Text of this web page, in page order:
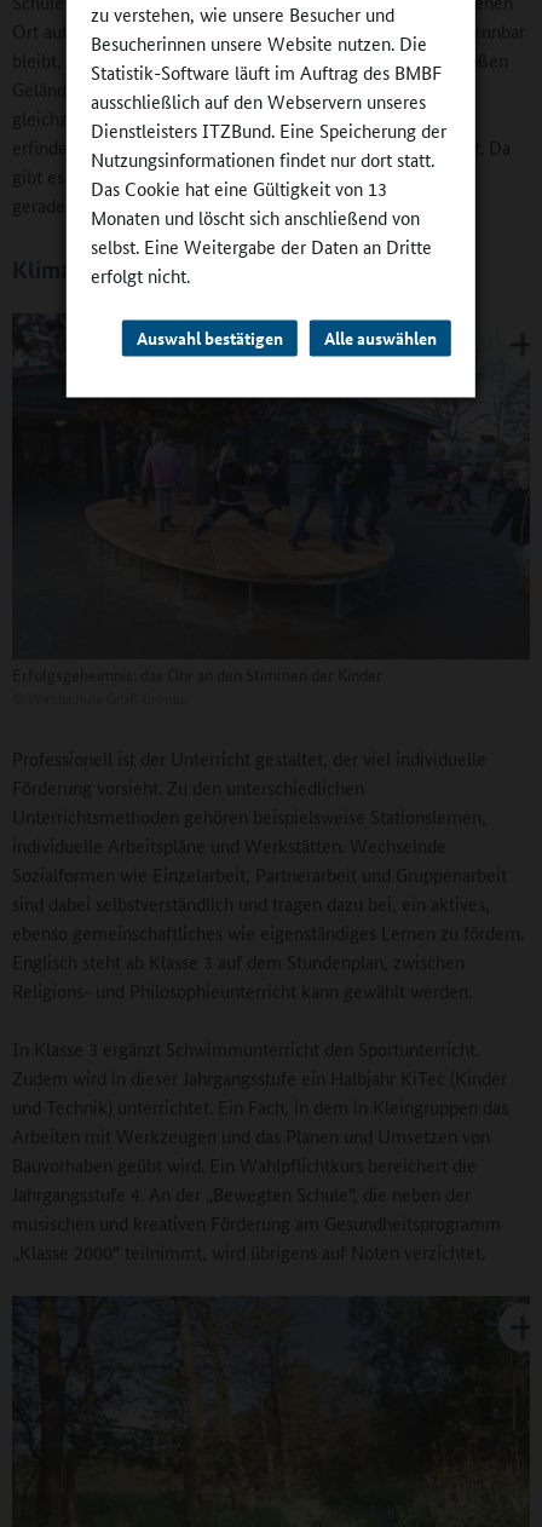
zu verstehen, wie unsere Besucher und
Besucherinnen unsere Website nutzen. Die
Statistik-Software läuft im Auftrag des BMBF
ausschließlich auf den Webservern unseres
Dienstleisters ITZBund. Eine Speicherung der
Nutzungsinformationen findet nur dort statt.
Das Cookie hat eine Gültigkeit von 13
Monaten und löscht sich anschließend von
selbst. Eine Weitergabe der Daten an Dritte
erfolgt nicht.
Auswahl bestätigen Alle auswählen
Ort auf der gut sichtbaren Tafel so zu verschieben, dass erkennbar
bleibt, wo sie sich gerade befinden. Denn es ist auf dem großen
Gelände keine einfache Übung für die Erwachsenen, alle
gleichzeitig überall im Blick zu haben. Das Team war hier
erfinderisch: Es hat eine eigene WhatsApp-Gruppe angelegt. Da
gibt es stets schnell Antwort auf die Frage: „Wisst Ihr, wo X
gerade steckt?“
Klima des Lernens
Professionell ist der Unterricht gestaltet, der viel individuelle
Förderung vorsieht. Zu den unterschiedlichen
Unterrichtsmethoden gehören beispielsweise Stationslernen,
individuelle Arbeitspläne und Werkstätten. Wechselnde
Sozialformen wie Einzelarbeit, Partnerarbeit und Gruppenarbeit
sind dabei selbstverständlich und tragen dazu bei, ein aktives,
ebenso gemeinschaftliches wie eigenständiges Lernen zu fördern.
Englisch steht ab Klasse 3 auf dem Stundenplan, zwischen
Religions- und Philosophieunterricht kann gewählt werden.
In Klasse 3 ergänzt Schwimmunterricht den Sportunterricht.
Zudem wird in dieser Jahrgangsstufe ein Halbjahr KiTec (Kinder
und Technik) unterrichtet. Ein Fach, in dem in Kleingruppen das
Arbeiten mit Werkzeugen und das Planen und Umsetzen von
Bauvorhaben geübt wird. Ein Wahlpflichtkurs bereichert die
Jahrgangsstufe 4. An der „Bewegten Schule“, die neben der
musischen und kreativen Förderung am Gesundheitsprogramm
„Klasse 2000“ teilnimmt, wird übrigens auf Noten verzichtet.